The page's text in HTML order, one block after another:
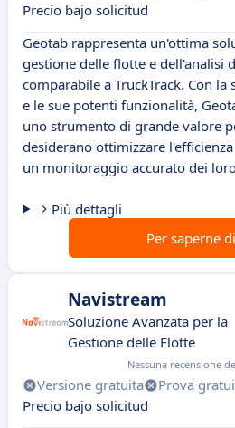
Precio bajo solicitud
Geotab rappresenta un'ottima
gestione delle flotte e dell'analisi
comparabile a TruckTrack. Con
e le sue potenti funzionalità,
uno strumento di grande valore
desiderano ottimizzare
un monitoraggio accurato dei
Più dettagli
Per saperne
Navistream
Soluzione Avanzata per la
Gestione delle Flotte
Nessuna recensione
Versione gratuita Prova
Precio bajo solicitud